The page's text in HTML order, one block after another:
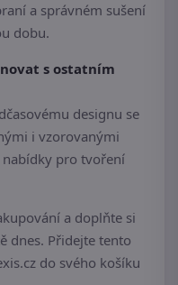
a správném sušení
dobu.
s ostatním
designu se
i vzorovanými
pro tvoření
a doplňte si
dnes. Přidejte tento
do svého košíku